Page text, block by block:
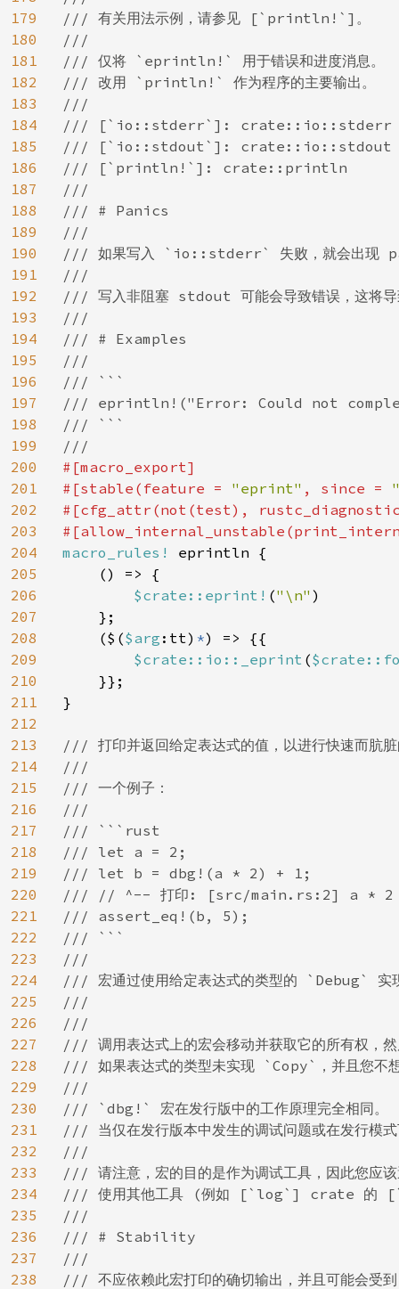
179
180
181
182
183
184
185
186
187
188
189
190
191
192
193
194
195
196
197
198
199
200
201
202
203
204
205
206
207
208
209
210
211
212
213
214
215
216
217
218
219
220
221
222
223
224
225
226
227
228
229
230
231
232
233
234
235
236
237
238
/// 有关用法示例，请参见 [`println!`]。
///
/// 仅将 `eprintln!` 用于错误和进度消息。
/// 改用 `println!` 作为程序的主要输出。
///
/// [`io::stderr`]: crate::io::stderr
/// [`io::stdout`]: crate::io::stdout
/// [`println!`]: crate::println
///
/// # Panics
///
/// 如果写入 `io::stderr` 失败，就会出现
///
/// 写入非阻塞 stdout 可能会导致错误，这将
///
/// # Examples
///
/// ```
/// eprintln!("Error: Could not
/// ```
#[macro_export]
#[stable(feature = "eprint" , since =
#[cfg_attr(not(test),
macro_rules! eprintln {
    () => {
$crate::eprint! ("\n" )
    };
    ($(
$arg :tt) *) => {{
$crate::io::_eprint ($
    }};
}
/// 打印并返回给定表达式的值，以进行快速而肮脏
///
/// 一个例子：
///
/// ```rust
/// let a = 2;
/// let b = dbg!(a * 2) + 1;
/// // ^-- 打印: [src/main.rs:2] a * 2
/// assert_eq!(b, 5);
/// ```
///
/// 宏通过使用给定表达式的类型的 `Debug` 实
///
///
/// 调用表达式上的宏会移动并获取它的所有权，然
/// 如果表达式的类型未实现 `Copy`，并且您
///
/// `dbg!` 宏在发行版中的工作原理完全相同。
/// 当仅在发行版本中发生的调试问题或在发行模式
///
/// 请注意，宏的目的是作为调试工具，因此您应
/// 使用其他工具 (例如 [`log`] crate 的
///
/// # Stability
///
/// 不应依赖此宏打印的确切输出，并且可能会